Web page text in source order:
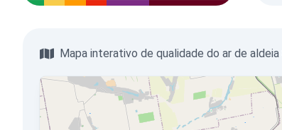
Mapa interativo de qualidade do ar de